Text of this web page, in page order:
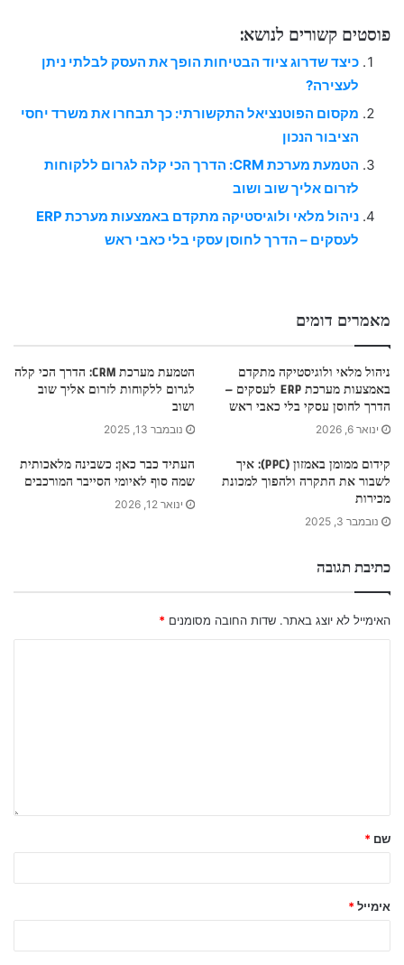
פוסטים קשורים לנושא:
כיצד שדרוג ציוד הבטיחות הופך את העסק לבלתי ניתן
לעצירה?
מקסום הפוטנציאל התקשורתי: כך תבחרו את משרד יחסי
הציבור הנכון
הטמעת מערכת CRM: הדרך הכי קלה לגרום ללקוחות
לזרום אליך שוב ושוב
ניהול מלאי ולוגיסטיקה מתקדם באמצעות מערכת ERP
לעסקים – הדרך לחוסן עסקי בלי כאבי ראש
מאמרים דומים
ניהול מלאי ולוגיסטיקה מתקדם
באמצעות מערכת ERP לעסקים –
הדרך לחוסן עסקי בלי כאבי ראש
ינואר 6, 2026
הטמעת מערכת CRM: הדרך הכי קלה
לגרום ללקוחות לזרום אליך שוב
ושוב
נובמבר 13, 2025
קידום ממומן באמזון (PPC): איך
לשבור את התקרה ולהפוך למכונת
מכירות
נובמבר 3, 2025
העתיד כבר כאן: כשבינה מלאכותית
שמה סוף לאיומי הסייבר המורכבים
ינואר 12, 2026
כתיבת תגובה
האימייל לא יוצג באתר. שדות החובה מסומנים *
שם *
אימייל *